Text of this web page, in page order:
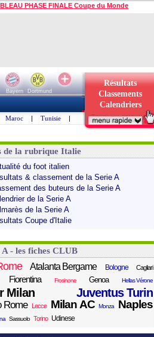
PHASE FINALE Coupe du Monde
Bayern
Dortmund
Résultats
Classements
Calendriers
Maroc | Tunisie |
de la rubrique Italie
du foot italien
& classement de la Serie A
des buteurs de la Serie A
de la Serie A
de la Serie A
Coupe d'Italie
A - les fiches CLUB
Atalanta Bergame Bologne
Cagliari
Fiorentina Frosinone Genoa Hellas Vérone
Milan Juventus Turin
Rome Lecce Milan AC Monza Naples
Sassuolo Torino Udinese